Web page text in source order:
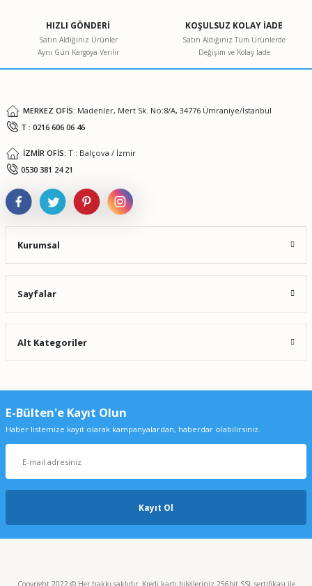
Ürün bilgilerinde hatalar bulunuyor.
Ürün fiyatı diğer sitelerden daha pahalı.
HIZLI GÖNDERİ
Satın Aldığınız Ürünler
Aynı Gün Kargoya Verilir
KOŞULSUZ KOLAY İADE
Satın Aldığınız Tüm Ürünlerde
Değişim ve Kolay İade
MERKEZ OFİS: Madenler, Mert Sk. No:8/A, 34776 Ümraniye/İstanbul
T : 0216 606 06 46
İZMİR OFİS: T : Balçova / İzmir
0530 381 24 21
Kurumsal
Sayfalar
Alt Kategoriler
E-Bülten'e Kayıt Olun
Haber listemize kayıt olarak kampanyalardan, haberdar olabilirsiniz.
Kayıt Ol
Copyright 2022 © Her hakkı saklıdır. Kredi kartı bilgileriniz 256bit SSL sertifikası ile